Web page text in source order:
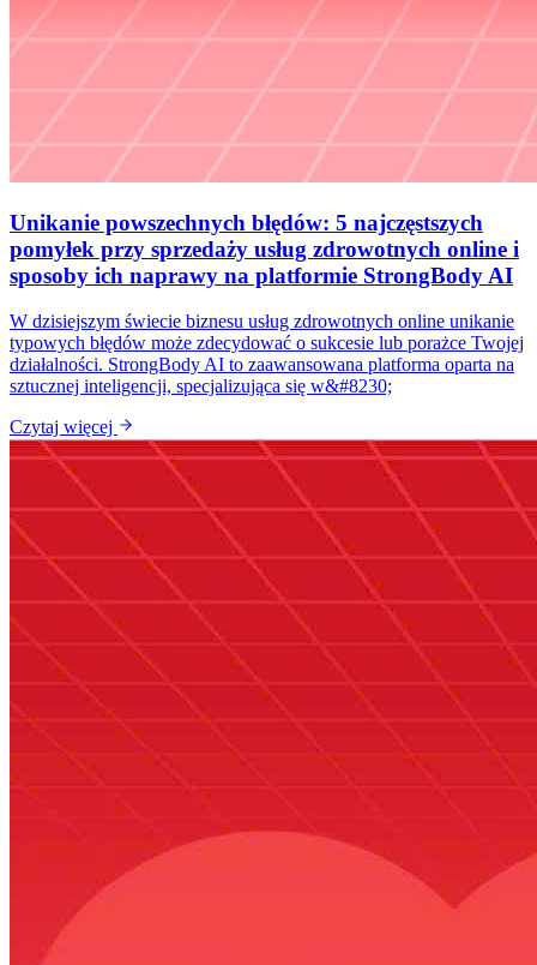
Unikanie powszechnych błędów: 5 najczęstszych
pomyłek przy sprzedaży usług zdrowotnych online i
sposoby ich naprawy na platformie StrongBody AI
W dzisiejszym świecie biznesu usług zdrowotnych online unikanie
typowych błędów może zdecydować o sukcesie lub porażce Twojej
działalności. StrongBody AI to zaawansowana platforma oparta na
sztucznej inteligencji, specjalizująca się w&#8230;
Czytaj więcej